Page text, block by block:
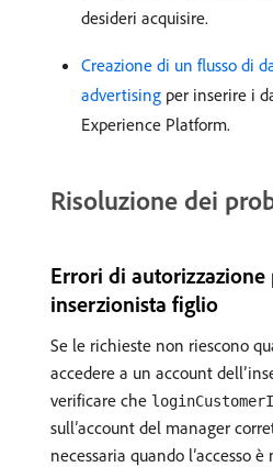
desideri acquisire.
Creazione di un flusso di
advertising per inserire i
Experience Platform.
Risoluzione dei
Errori di autorizzazione
inserzionista figlio
Se le richieste non riescono
accedere a un account
verificare che
sull’account del manager
necessaria quando l’accesso